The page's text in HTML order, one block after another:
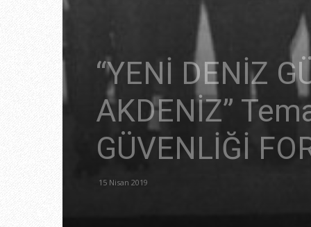
“YENİ DENİZ
AKDENİZ”
GÜVENLİĞİ
15 Nisan 2019